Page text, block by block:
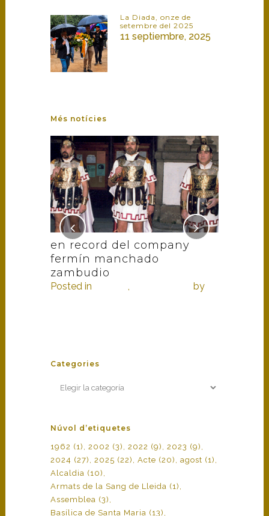
La Diada, onze de
setembre del 2025
11 septiembre, 2025
Més notícies
en record del company
fermín manchado
zambudio
Posted in ,
by
Categories
Núvol d’etiquetes
1962 (1) 2002 (3) 2022 (9) 2023 (9)
2024 (27) 2025 (22) Acte (20) agost (1)
Alcaldia (10)
Armats de la Sang de Lleida (1)
Assemblea (3)
Basílica de Santa Maria (13)